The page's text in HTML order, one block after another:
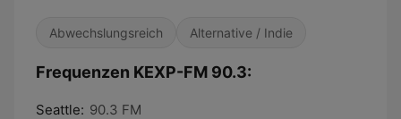
Abwechslungsreich Alternative / Indie
Frequenzen KEXP-FM 90.3:
Seattle: 90.3 FM